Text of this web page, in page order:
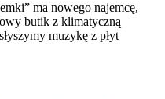
ma nowego najemcę,
butik z klimatyczną
muzykę z płyt